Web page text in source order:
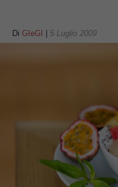
Di GIeGI 5 Luglio 2009